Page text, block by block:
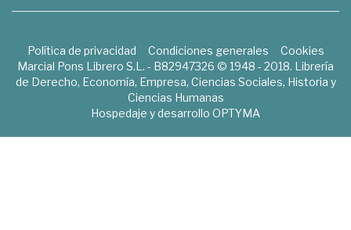
Política de privacidad Condiciones generales
Cookies
Marcial Pons Librero S.L. - B82947326 © 1948 - 2018. Librería
de Derecho, Economía, Empresa, Ciencias Sociales, Historia y
Ciencias Humanas
Hospedaje y desarrollo OPTYMA